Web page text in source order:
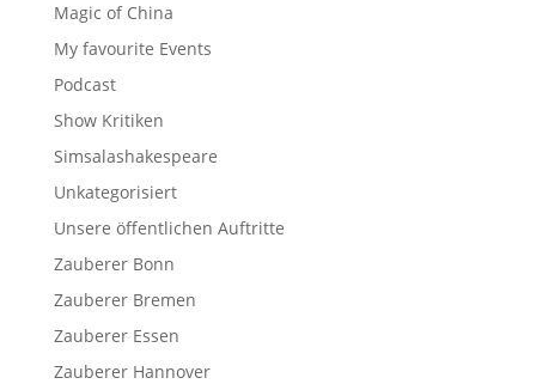
Magic of China
My favourite Events
Podcast
Show Kritiken
Simsalashakespeare
Unkategorisiert
Unsere öffentlichen Auftritte
Zauberer Bonn
Zauberer Bremen
Zauberer Essen
Zauberer Hannover